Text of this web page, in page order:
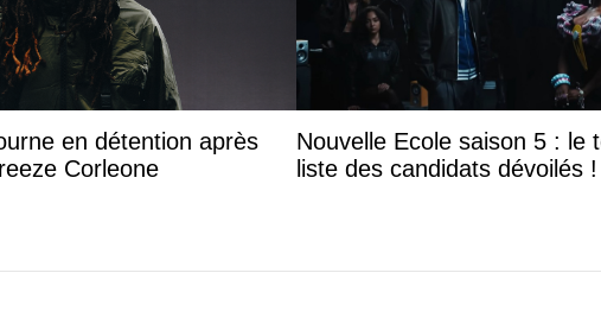
en détention après
Corleone
Nouvelle Ecole saison 5 : le
liste des candidats dévoilés !